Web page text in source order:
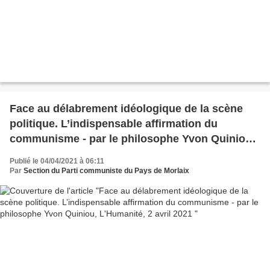
Face au délabrement idéologique de la scène
politique. L’indispensable affirmation du
communisme - par le philosophe Yvon Quiniou,
Publié le 04/04/2021 à 06:11
Par Section du Parti communiste du Pays de Morlaix